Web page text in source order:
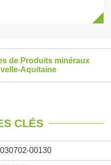
de Produits minéraux
Aquitaine
CLÉS
00130